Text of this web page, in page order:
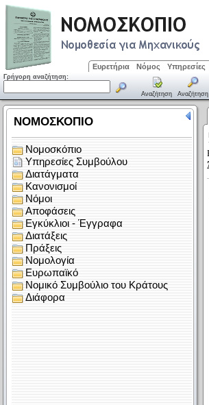
Ευρετήρια Νόμος Υπηρεσίες
Γρήγορη αναζήτηση:
Αναζήτηση Αναζήτηση